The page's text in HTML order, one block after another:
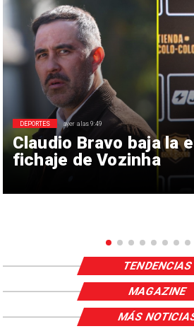
Claudio Bravo baja la
fichaje de Vozinha
DEPORTES ayer a las 9:49
TENDENCIAS
MAGAZINE
MÁS